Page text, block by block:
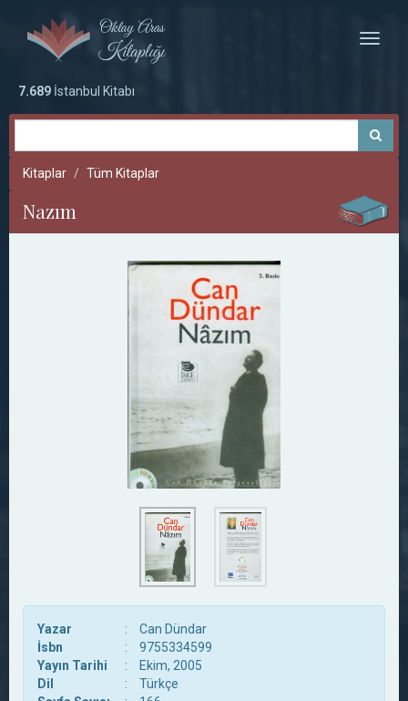
Toggle
7.689 İstanbul Kitabı
Kitaplar Tüm Kitaplar
Nazım
Yazar :
Can Dündar
İsbn
:
9755334599
Yayın Tarihi
:
Ekim, 2005
Dil
:
Türkçe